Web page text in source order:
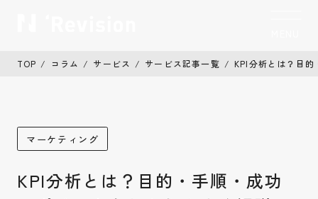
トップ TOP
制作実績 Works
サービス Service
TOP コラム サービス サービス記事一覧 KPI分析とは？目
マーケティング
KPI分析とは？目的・手順・成功